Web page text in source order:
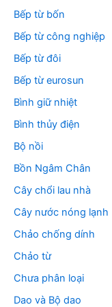
Bếp từ bốn
Bếp từ công nghiệp
Bếp từ đôi
Bếp từ eurosun
Bình giữ nhiệt
Bình thủy điện
Bộ nồi
Bồn Ngâm Chân
Cây chổi lau nhà
Cây nước nóng lạnh
Chảo chống dính
Chảo từ
Chưa phân loại
Dao và Bộ dao